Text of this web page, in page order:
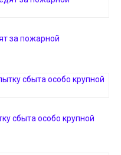
за пожарной
сбыта особо крупной